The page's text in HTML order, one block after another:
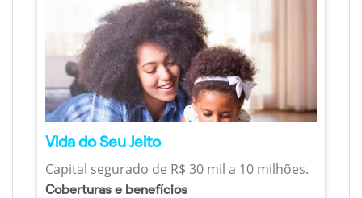
Vida do Seu Jeito
Capital segurado de R$ 30 mil a 10 milhões.
Coberturas e benefícios